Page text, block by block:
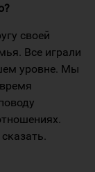
своей
Все играли
уровне. Мы